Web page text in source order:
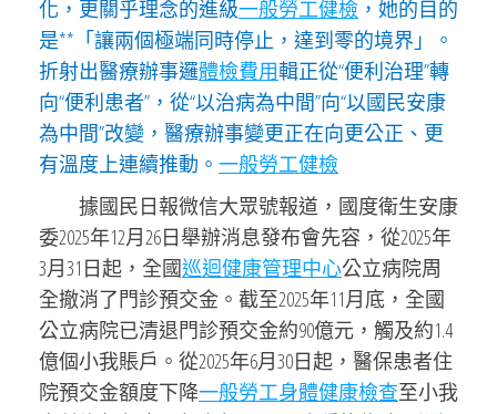
化，更關乎理念的進級一般勞工健檢 ，她的目的
是**「讓兩個極端同時停止，達到零的境界」。
折射出醫療辦事邏體檢費用輯正從“便利治理”轉
向“便利患者”，從“以治病為中間”向“以國民安康
為中間”改變，醫療辦事變更正在向更公正、更
有溫度上連續推動。 一般勞工健檢
據國民日報微信大眾號報道，國度衛生安康
委2025年12月26日舉辦消息發布會先容，從2025年
3月31日起，全國巡迴健康管理中心公立病院周
全撤消了門診預交金。截至2025年11月底，全國
公立病院已清退門診預交金約90億元，觸及約1.4
億個小我賬戶。從2025年6月30日起，醫保患者住
院預交金額度下降一般勞工身體健康檢查至小我